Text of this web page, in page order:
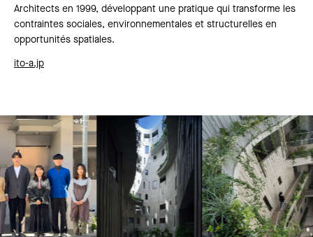
Architects en 1999, développant une pratique qui transforme les
contraintes sociales, environnementales et structurelles en
opportunités spatiales.
ito-a.jp